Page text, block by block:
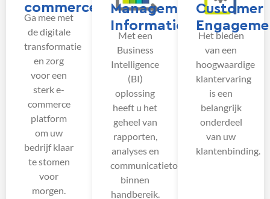
commerce
Ga mee met
de digitale
transformatie
en zorg
voor een
sterk e-
commerce
platform
om uw
bedrijf klaar
te stomen
voor
morgen.
Management
Information
Met een
Business
Intelligence
(BI)
oplossing
heeft u het
geheel van
rapporten,
analyses en
communicatietools
binnen
handbereik.
Customer
Het bieden
van een
hoogwaardige
klantervaring
is een
belangrijk
onderdeel
van uw
klantenbinding.